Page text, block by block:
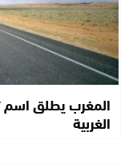
المغرب يطلق اسم
الغربية